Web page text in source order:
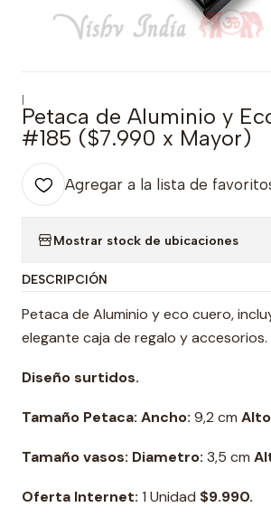
|
Petaca de Aluminio y
#185 ($7.990 x Mayor)
Agregar a la lista de
Mostrar stock de ubicaciones
DESCRIPCIÓN
Petaca de Aluminio y eco cuero,
elegante caja de regalo y accesorios.
Diseño surtidos.
Tamaño Petaca: Ancho: 9,2 cm
Tamaño vasos: Diametro: 3,5 cm
Oferta Internet: 1 Unidad $9.990.